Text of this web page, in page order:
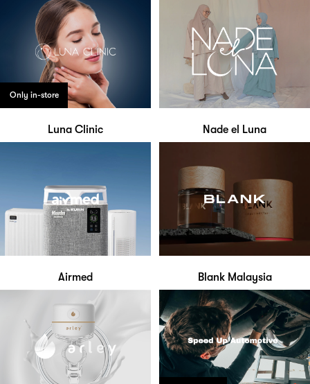
Only in-store
Luna Clinic Nade el Luna
Airmed Blank Malaysia